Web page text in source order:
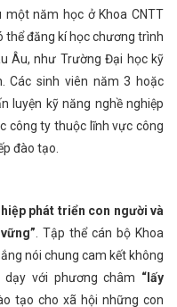
năm học ở Khoa CNTT
thể đăng kí học chương trình
Âu, như Trường Đại học kỹ
Các sinh viên năm 3 hoặc
luyện kỹ năng nghề nghiệp
công ty thuộc lĩnh vực công
đào tạo.
phát triển con người và
. Tập thể cán bộ Khoa
nói chung cam kết không
với phương châm “lấy
tạo cho xã hội những con